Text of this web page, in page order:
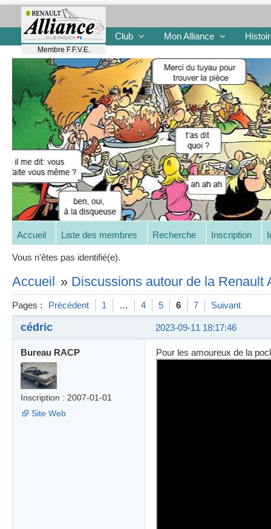
Membre F.F.V.E.
Club Mon Alliance
Accueil Liste des membres Recherche Inscription
Vous n'êtes pas identifié(e).
Accueil » Discussions autour de la Renault
Pages : Précédent 1 … 4 5 6 7 Suivant
2023-09-11 18:17:46
cédric
Bureau RACP
Inscription : 2007-01-01
Site Web
Pour les amoureux de la